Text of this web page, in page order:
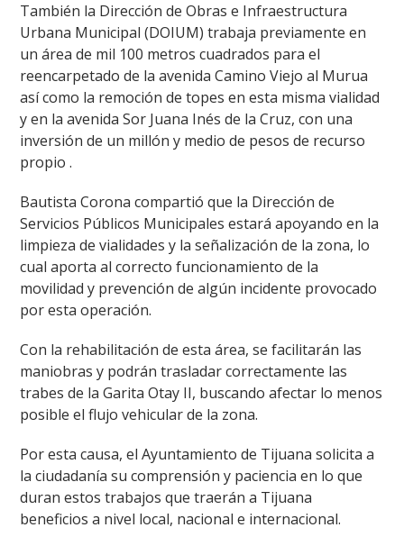
También la Dirección de Obras e Infraestructura
Urbana Municipal (DOIUM) trabaja previamente en
un área de mil 100 metros cuadrados para el
reencarpetado de la avenida Camino Viejo al Murua
así como la remoción de topes en esta misma vialidad
y en la avenida Sor Juana Inés de la Cruz, con una
inversión de un millón y medio de pesos de recurso
propio .
Bautista Corona compartió que la Dirección de
Servicios Públicos Municipales estará apoyando en la
limpieza de vialidades y la señalización de la zona, lo
cual aporta al correcto funcionamiento de la
movilidad y prevención de algún incidente provocado
por esta operación.
Con la rehabilitación de esta área, se facilitarán las
maniobras y podrán trasladar correctamente las
trabes de la Garita Otay II, buscando afectar lo menos
posible el flujo vehicular de la zona.
Por esta causa, el Ayuntamiento de Tijuana solicita a
la ciudadanía su comprensión y paciencia en lo que
duran estos trabajos que traerán a Tijuana
beneficios a nivel local, nacional e internacional.